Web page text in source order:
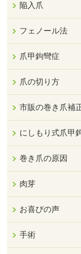
陥入爪
フェノール法
爪甲鉤彎症
爪の切り方
市販の巻き爪補
にしもり式爪甲
巻き爪の原因
肉芽
お喜びの声
手術